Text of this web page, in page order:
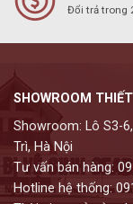
Đổi trả trong
SHOWROOM
Showroom: Lô S3-
Trì, Hà Nội
Tư vấn bán hàng:
Hotline hệ thống: